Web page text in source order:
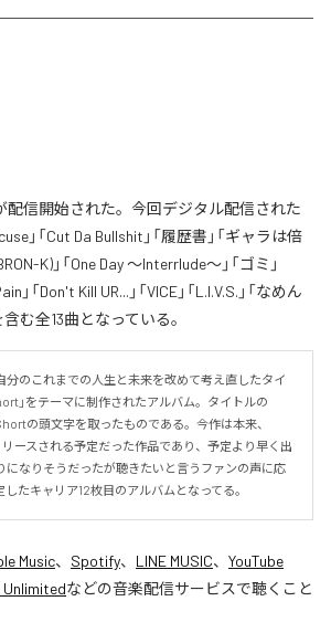
が配信開始された。今回デジタル配信された
」「Cut Da Bullshit」「履歴書」「ギャラは倍
K)」「One Day ～Interrlude～」「ゴミ」
」「Don't Kill UR...」「VICE」「L.I.V.S.」「なめん
含む全13曲となっている。
分のこれまでの人生と未来を改めて考え直したタイ
」をテーマに制作されたアルバム。タイトルの
Shortの頭文字を取ったものである。今作は本来、
ースされる予定だった作品であり、予定より早く出
になりそうだったが聴きたいと言うファンの声に応
たキャリア12枚目のアルバムとなってる。
Music、 Spotify、 LINE MUSIC、 YouTube
Unlimitedなどの音楽配信サービスで聴くこと